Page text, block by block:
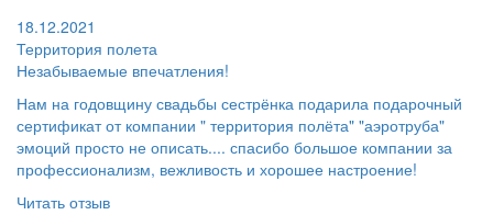
18.12.2021
Территория полета
Незабываемые впечатления!
Нам на годовщину свадьбы сестрёнка подарила подарочный
сертификат от компании " территория полёта" "аэротруба"
эмоций просто не описать.... спасибо большое компании за
профессионализм, вежливость и хорошее настроение!
Читать отзыв